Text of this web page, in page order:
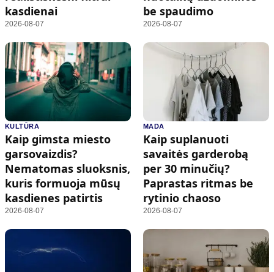
kasdienai
2026-08-07
be spaudimo
2026-08-07
KULTŪRA
Kaip gimsta miesto
garsovaizdis?
Nematomas sluoksnis,
kuris formuoja mūsų
kasdienes patirtis
2026-08-07
MADA
Kaip suplanuoti
savaitės garderobą
per 30 minučių?
Paprastas ritmas be
rytinio chaoso
2026-08-07